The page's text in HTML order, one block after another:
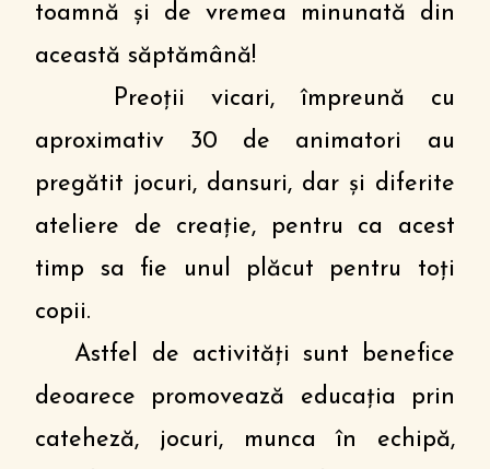
toamnă și de vremea minunată din
această săptămână!
Preoții vicari, împreună cu
aproximativ 30 de animatori au
pregătit jocuri, dansuri, dar și diferite
ateliere de creație, pentru ca acest
timp sa fie unul plăcut pentru toți
copii.
Astfel de activități sunt benefice
deoarece promovează educația prin
cateheză, jocuri, munca în echipă,